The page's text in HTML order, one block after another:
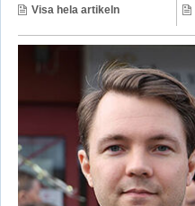
Visa hela artikeln